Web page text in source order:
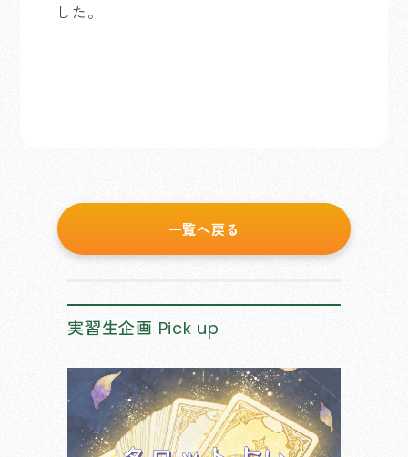
した。
一覧へ戻る
実習生企画 Pick up